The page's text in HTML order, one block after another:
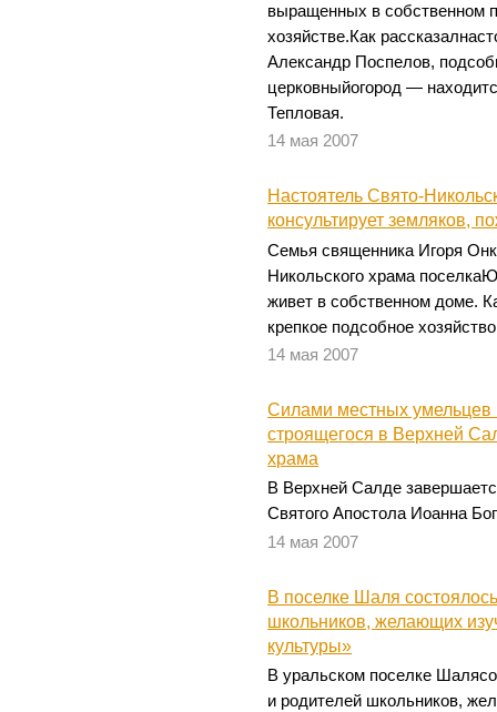
выращенных в собственном
хозяйстве.Как
Александр Поспелов,
церковныйогород —
Тепловая.
14 мая 2007
Настоятель Свято-
консультирует земляков,
Семья священника Игоря
Никольского храма
живет в собственном доме.
крепкое подсобное
14 мая 2007
Силами местных умельцев
строящегося в Верхней
храма
В Верхней Салде
Святого Апостола Иоанна
14 мая 2007
В поселке Шаля
школьников, желающих
культуры»
В уральском поселке
и родителей школьников,